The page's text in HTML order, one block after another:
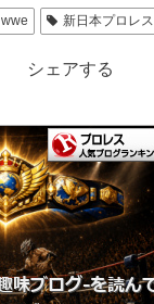
wwe 新日本プロレス
シェアする